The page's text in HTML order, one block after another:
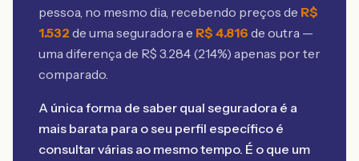
pessoa, no mesmo dia, recebendo preços de R$
1.532 de uma seguradora e R$ 4.816 de outra —
uma diferença de R$ 3.284 (214%) apenas por ter
comparado.
A única forma de saber qual seguradora é a
mais barata para o seu perfil específico é
consultar várias ao mesmo tempo. É o que um